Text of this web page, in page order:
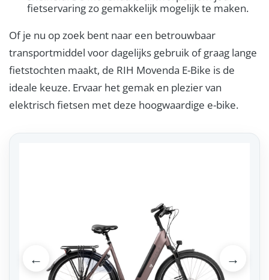
fietservaring zo gemakkelijk mogelijk te maken.
Of je nu op zoek bent naar een betrouwbaar
transportmiddel voor dagelijks gebruik of graag lange
fietstochten maakt, de RIH Movenda E-Bike is de
ideale keuze. Ervaar het gemak en plezier van
elektrisch fietsen met deze hoogwaardige e-bike.
← →